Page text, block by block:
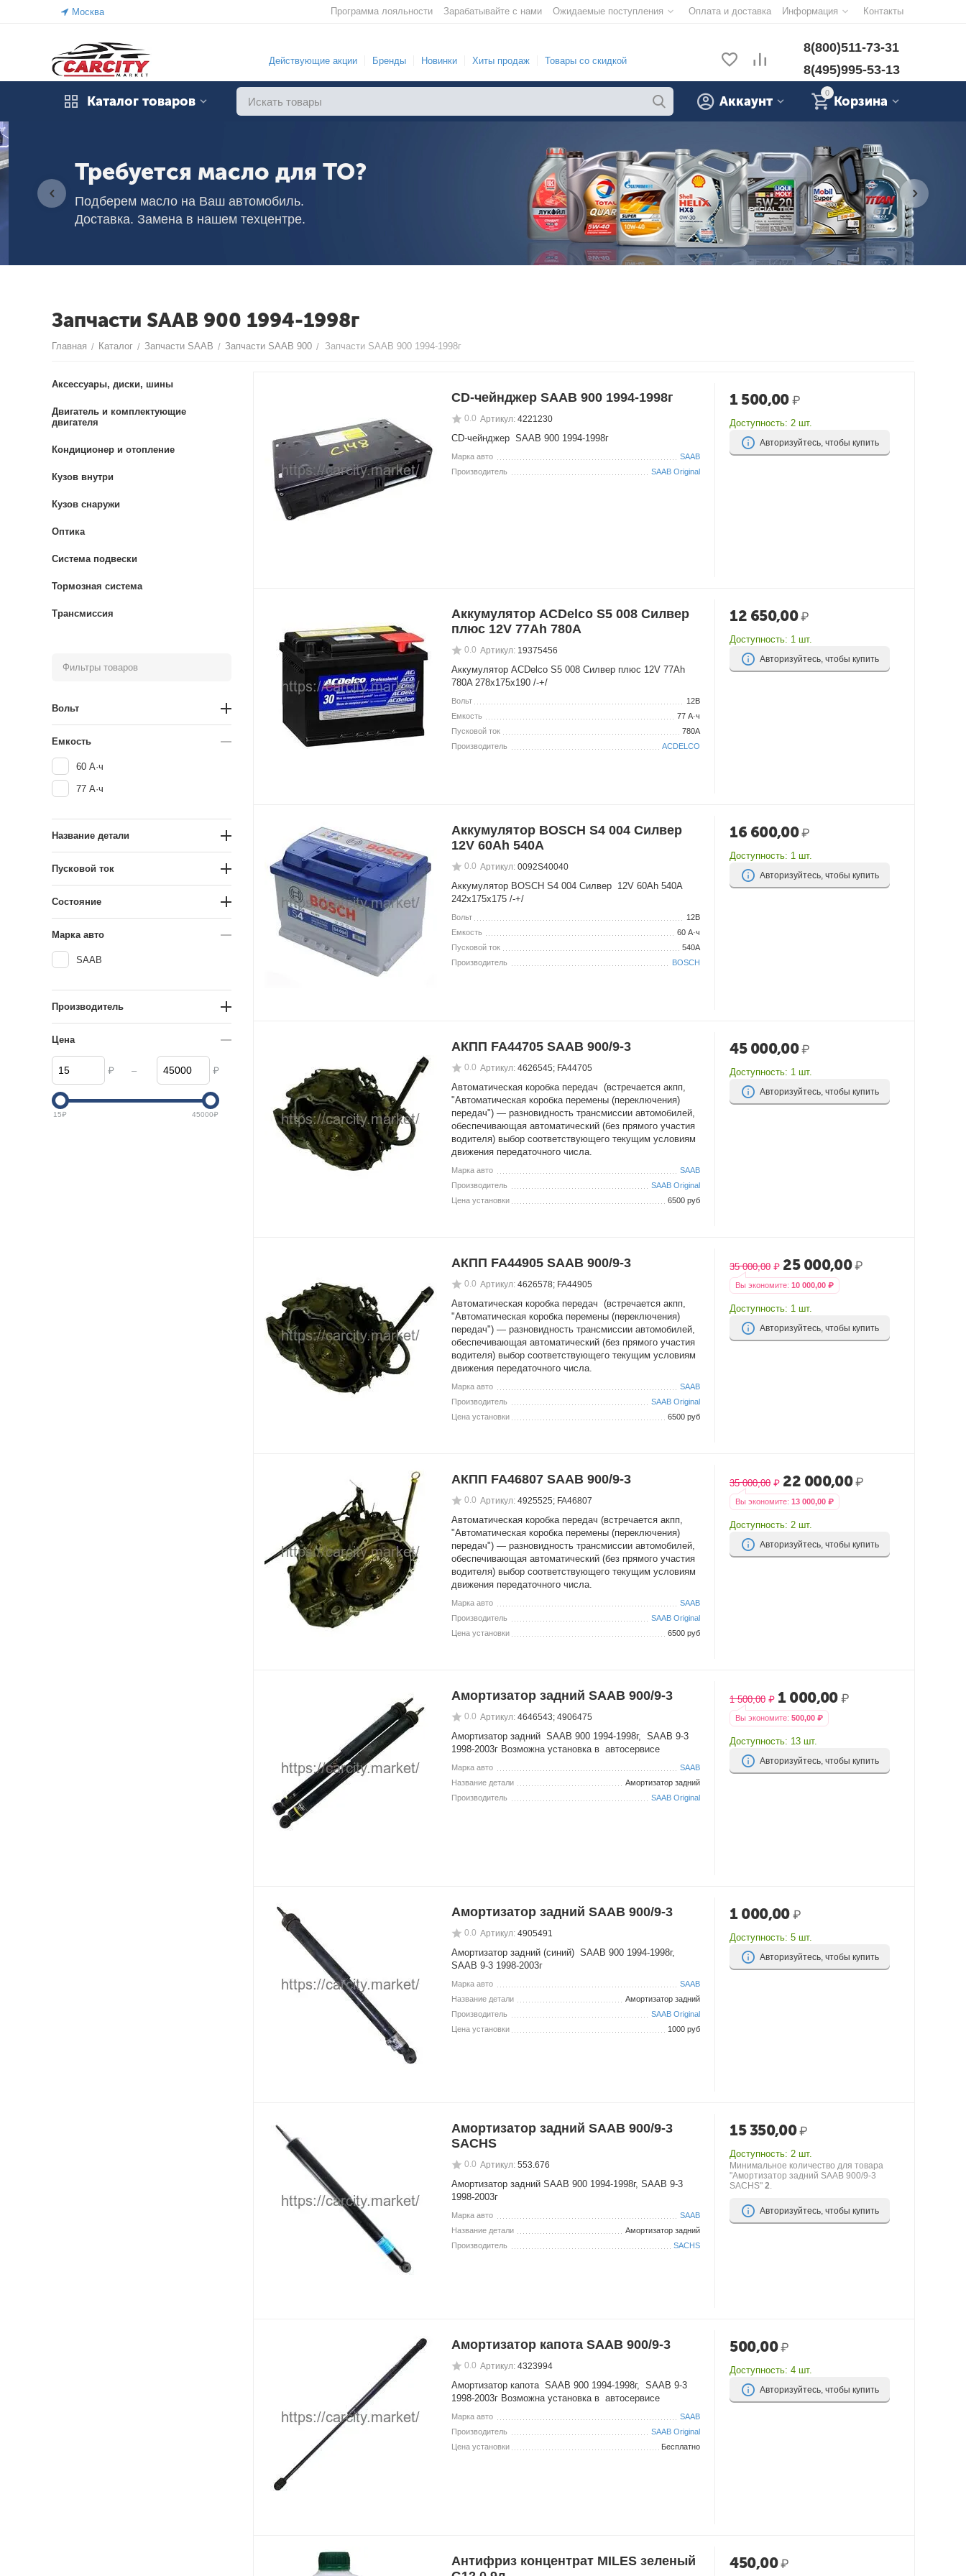
Москва Программа лояльности Зарабатывайте с нами Ожидаемые поступления Оплата и доставка Информация Контакты
Действующие акции Бренды Новинки Хиты продаж Товары со скидкой
8(800)511-73-31
8(495)995-53-13
Каталог товаров
0
Корзина
Аккаунт
Требуется масло для ТО?
Подберем масло на Ваш автомобиль.
Доставка. Замена в нашем техцентре.
Запчасти SAAB 900 1994-1998г
Главная / Каталог / Запчасти SAAB / Запчасти SAAB 900 / Запчасти SAAB 900 1994-1998г
CD-чейнджер SAAB 900 1994-1998г
0.0 Артикул: 4221230
CD-чейнджер SAAB 900 1994-1998г
Марка авто
SAAB
Производитель
SAAB Original
1 500,00 ₽
Доступность: 2 шт.
Авторизуйтесь, чтобы купить
Аккумулятор ACDelco S5 008 Силвер
плюс 12V 77Ah 780A
0.0 Артикул: 19375456
Аккумулятор ACDelco S5 008 Силвер плюс 12V 77Ah
780A 278x175x190 /-+/
Вольт
12В
Емкость
77 А·ч
Пусковой ток
780А
Производитель
ACDELCO
12 650,00 ₽
Доступность: 1 шт.
Авторизуйтесь, чтобы купить
Аккумулятор BOSCH S4 004 Силвер
12V 60Ah 540A
0.0 Артикул: 0092S40040
Аккумулятор BOSCH S4 004 Силвер 12V 60Ah 540A
242x175x175 /-+/
Вольт
12В
Емкость
60 А·ч
Пусковой ток
540А
Производитель
BOSCH
16 600,00 ₽
Доступность: 1 шт.
Авторизуйтесь, чтобы купить
АКПП FA44705 SAAB 900/9-3
0.0 Артикул: 4626545; FA44705
Автоматическая коробка передач (встречается акпп,
"Автоматическая коробка перемены (переключения)
передач") — разновидность трансмиссии автомобилей,
обеспечивающая автоматический (без прямого участия
водителя) выбор соответствующего текущим условиям
движения передаточного числа.
Марка авто
SAAB
Производитель
SAAB Original
Цена установки
6500 руб
45 000,00 ₽
Доступность: 1 шт.
Авторизуйтесь, чтобы купить
АКПП FA44905 SAAB 900/9-3
0.0 Артикул: 4626578; FA44905
Автоматическая коробка передач (встречается акпп,
"Автоматическая коробка перемены (переключения)
передач") — разновидность трансмиссии автомобилей,
обеспечивающая автоматический (без прямого участия
водителя) выбор соответствующего текущим условиям
движения передаточного числа.
Марка авто
SAAB
Производитель
SAAB Original
Цена установки
6500 руб
35 000,00 ₽ 25 000,00 ₽
Вы экономите: 10 000,00 ₽
Доступность: 1 шт.
Авторизуйтесь, чтобы купить
АКПП FA46807 SAAB 900/9-3
0.0 Артикул: 4925525; FA46807
Автоматическая коробка передач (встречается акпп,
"Автоматическая коробка перемены (переключения)
передач") — разновидность трансмиссии автомобилей,
обеспечивающая автоматический (без прямого участия
водителя) выбор соответствующего текущим условиям
движения передаточного числа.
Марка авто
SAAB
Производитель
SAAB Original
Цена установки
6500 руб
35 000,00 ₽ 22 000,00 ₽
Вы экономите: 13 000,00 ₽
Доступность: 2 шт.
Авторизуйтесь, чтобы купить
Амортизатор задний SAAB 900/9-3
0.0 Артикул: 4646543; 4906475
Амортизатор задний SAAB 900 1994-1998г, SAAB 9-3
1998-2003г Возможна установка в автосервисе
Марка авто
SAAB
Название детали
Амортизатор задний
Производитель
SAAB Original
1 500,00 ₽ 1 000,00 ₽
Вы экономите: 500,00 ₽
Доступность: 13 шт.
Авторизуйтесь, чтобы купить
Амортизатор задний SAAB 900/9-3
0.0 Артикул: 4905491
Амортизатор задний (синий) SAAB 900 1994-1998г,
SAAB 9-3 1998-2003г
Марка авто
SAAB
Название детали
Амортизатор задний
Производитель
SAAB Original
Цена установки
1000 руб
1 000,00 ₽
Доступность: 5 шт.
Авторизуйтесь, чтобы купить
Амортизатор задний SAAB 900/9-3
SACHS
0.0 Артикул: 553.676
Амортизатор задний SAAB 900 1994-1998г, SAAB 9-3
1998-2003г
Марка авто
SAAB
Название детали
Амортизатор задний
Производитель
SACHS
15 350,00 ₽
Доступность: 2 шт.
Минимальное количество для товара
"Амортизатор задний SAAB 900/9-3
SACHS"2.
Авторизуйтесь, чтобы купить
Амортизатор капота SAAB 900/9-3
0.0 Артикул: 4323994
Амортизатор капота SAAB 900 1994-1998г, SAAB 9-3
1998-2003г Возможна установка в автосервисе
Марка авто
SAAB
Производитель
SAAB Original
Цена установки
Бесплатно
500,00 ₽
Доступность: 4 шт.
Авторизуйтесь, чтобы купить
Антифриз концентрат MILES зеленый
450,00 ₽
Аксессуары, диски, шины
Двигатель и комплектующие
двигателя
Кондиционер и отопление
Кузов внутри
Кузов снаружи
Оптика
Система подвески
Тормозная система
Трансмиссия
Фильтры товаров
Вольт
Емкость
60 А·ч
77 А·ч
Название детали
Пусковой ток
Состояние
Марка авто
SAAB
Производитель
Цена
₽ – ₽
15₽ 45000₽